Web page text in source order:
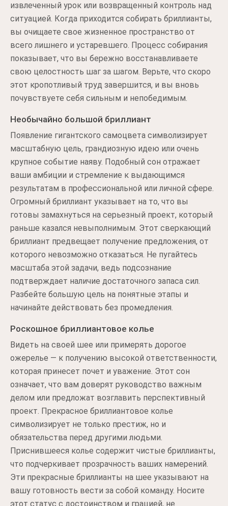
извлеченный урок или возвращенный контроль над
ситуацией. Когда приходится собирать бриллианты,
вы очищаете свое жизненное пространство от
всего лишнего и устаревшего. Процесс собирания
показывает, что вы бережно восстанавливаете
свою целостность шаг за шагом. Верьте, что скоро
этот кропотливый труд завершится, и вы вновь
почувствуете себя сильным и непобедимым.
Необычайно большой бриллиант
Появление гигантского самоцвета символизирует
масштабную цель, грандиозную идею или очень
крупное событие наяву. Подобный сон отражает
ваши амбиции и стремление к выдающимся
результатам в профессиональной или личной сфере.
Огромный бриллиант указывает на то, что вы
готовы замахнуться на серьезный проект, который
раньше казался невыполнимым. Этот сверкающий
бриллиант предвещает получение предложения, от
которого невозможно отказаться. Не пугайтесь
масштаба этой задачи, ведь подсознание
подтверждает наличие достаточного запаса сил.
Разбейте большую цель на понятные этапы и
начинайте действовать без промедления.
Роскошное бриллиантовое колье
Видеть на своей шее или примерять дорогое
ожерелье — к получению высокой ответственности,
которая принесет почет и уважение. Этот сон
означает, что вам доверят руководство важным
делом или предложат возглавить перспективный
проект. Прекрасное бриллиантовое колье
символизирует не только престиж, но и
обязательства перед другими людьми.
Приснившееся колье содержит чистые бриллианты,
что подчеркивает прозрачность ваших намерений.
Эти прекрасные бриллианты на шее указывают на
вашу готовность вести за собой команду. Носите
этот статус с достоинством и грацией, не